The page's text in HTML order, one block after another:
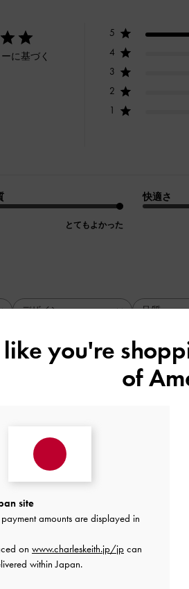
に基づく
5
4
3
2
1
とてもよかった
快適さ
デザイン 品質
とてもよかった
like you're
of
site
amounts are displayed in
on www.charleskeith.jp/jp can
within Japan.